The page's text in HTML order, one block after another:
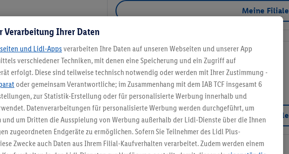
Meine Filiale
Kerpener Straße 148, 50170 Kerpen
+ 1
Meine Filiale
Verarbeitung Ihrer Daten
und Lidl-Apps verarbeiten Ihre Daten auf unseren Webseiten und unserer App
verschiedener Techniken, mit denen eine Speicherung und ein Zugriff auf
erfolgt. Diese sind teilweise technisch notwendig oder werden mit Ihrer Zustimmung -
oder gemeinsam Verantwortliche; im Zusammenhang mit dem IAB TCF insgesamt 6
zur Statistik-Erstellung oder für personalisierte Werbung innerhalb und
Datenverarbeitungen für personalisierte Werbung werden durchgeführt, um
und um Dritten die Ausspielung von Werbung außerhalb der Lidl-Dienste über die Ihnen
zugeordneten Endgeräte zu ermöglichen. Sofern Sie Teilnehmer des Lidl Plus-
Zwecke auch Daten aus Ihrem Filial-Kaufverhalten verarbeitet. Zudem werden einem